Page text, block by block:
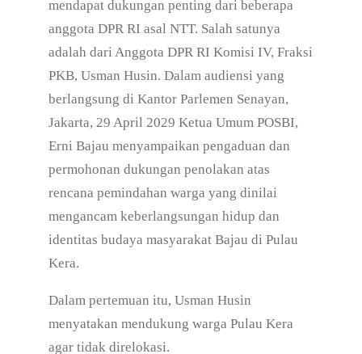
mendapat dukungan penting dari beberapa
anggota DPR RI asal NTT. Salah satunya
adalah dari Anggota DPR RI Komisi IV, Fraksi
PKB, Usman Husin. Dalam audiensi yang
berlangsung di Kantor Parlemen Senayan,
Jakarta, 29 April 2029 Ketua Umum POSBI,
Erni Bajau menyampaikan pengaduan dan
permohonan dukungan penolakan atas
rencana pemindahan warga yang dinilai
mengancam keberlangsungan hidup dan
identitas budaya masyarakat Bajau di Pulau
Kera.
Dalam pertemuan itu, Usman Husin
menyatakan mendukung warga Pulau Kera
agar tidak direlokasi.